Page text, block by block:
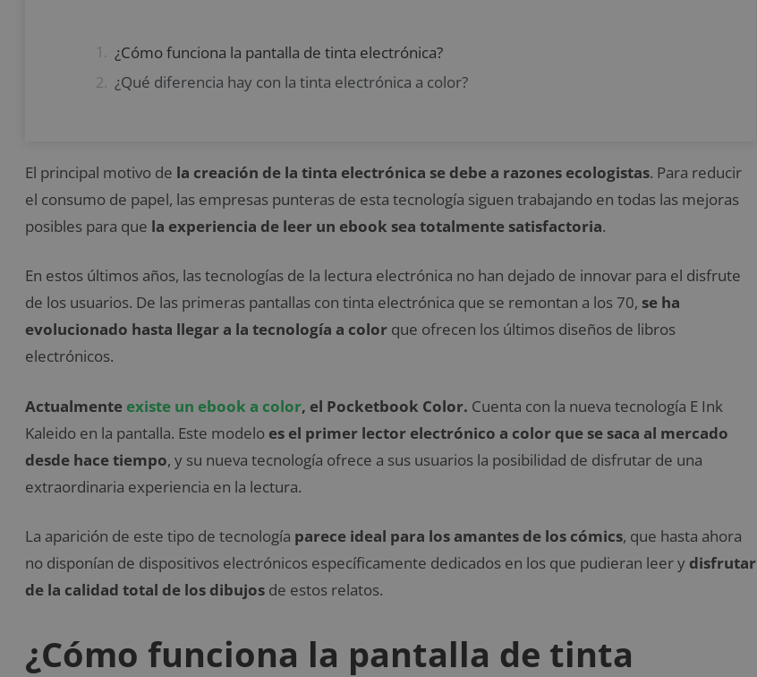
¿Cómo funciona la pantalla de tinta electrónica?
¿Qué diferencia hay con la tinta electrónica a color?
El principal motivo de la creación de la tinta electrónica se debe a razones ecologistas. Para reducir
el consumo de papel, las empresas punteras de esta tecnología siguen trabajando en todas las mejoras
posibles para que la experiencia de leer un ebook sea totalmente satisfactoria.
En estos últimos años, las tecnologías de la lectura electrónica no han dejado de innovar para el disfrute
de los usuarios. De las primeras pantallas con tinta electrónica que se remontan a los 70, se ha
evolucionado hasta llegar a la tecnología a color que ofrecen los últimos diseños de libros
electrónicos.
Actualmente existe un ebook a color, el Pocketbook Color. Cuenta con la nueva tecnología E Ink
Kaleido en la pantalla. Este modelo es el primer lector electrónico a color que se saca al mercado
desde hace tiempo, y su nueva tecnología ofrece a sus usuarios la posibilidad de disfrutar de una
extraordinaria experiencia en la lectura.
La aparición de este tipo de tecnología parece ideal para los amantes de los cómics, que hasta ahora
no disponían de dispositivos electrónicos específicamente dedicados en los que pudieran leer y disfrutar
de la calidad total de los dibujos de estos relatos.
¿Cómo funciona la pantalla de tinta